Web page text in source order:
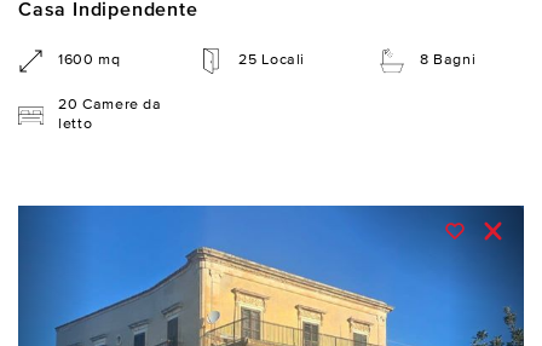
Casa Indipendente
1600 mq 25 Locali 8 Bagni
20 Camere da
letto